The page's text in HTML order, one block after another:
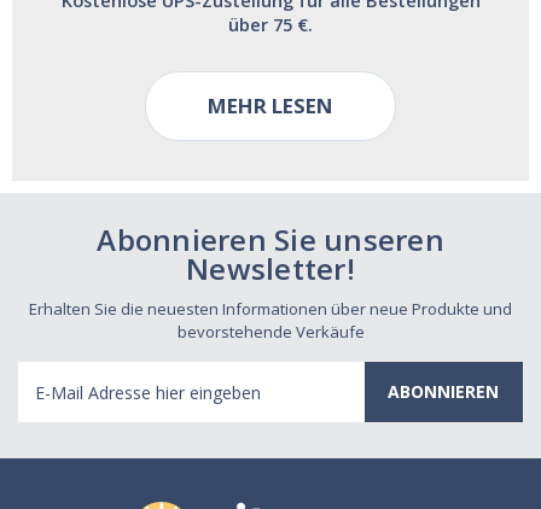
über 75 €.
MEHR LESEN
Abonnieren Sie unseren
Newsletter!
Erhalten Sie die neuesten Informationen über neue Produkte und
bevorstehende Verkäufe
Mail
Adresse